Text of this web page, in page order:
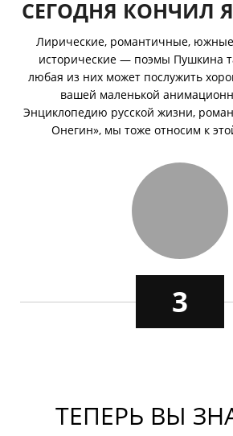
3
СЕГОДНЯ КОНЧИЛ
Лирические, романтичные,
исторические — поэмы Пушкина
любая из них может послужить
вашей маленькой
Энциклопедию русской жизни, роман
Онегин», мы тоже относим к
ТЕПЕРЬ ВЫ